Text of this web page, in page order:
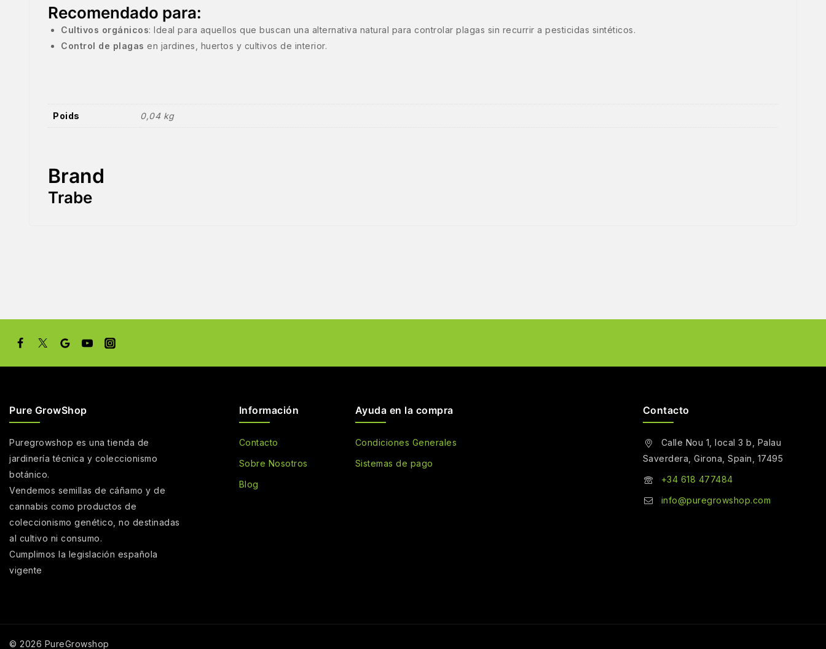
Recomendado para:
Cultivos orgánicos: Ideal para aquellos que buscan una alternativa natural para controlar plagas sin recurrir a pesticidas sintéticos.
Control de plagas en jardines, huertos y cultivos de interior.
Poids 0,04 kg
Brand
Trabe
Pure GrowShop
Puregrowshop es una tienda de
jardinería técnica y coleccionismo
botánico.
Vendemos semillas de cáñamo y de
cannabis como productos de
coleccionismo genético, no destinadas
al cultivo ni consumo.
Cumplimos la legislación española
vigente
Información
Contacto
Sobre Nosotros
Blog
Ayuda en la compra
Condiciones Generales
Sistemas de pago
Contacto
Calle Nou 1, local 3 b, Palau
Saverdera, Girona, Spain, 17495
+34 618 477484
info@puregrowshop.com
© 2026 PureGrowshop